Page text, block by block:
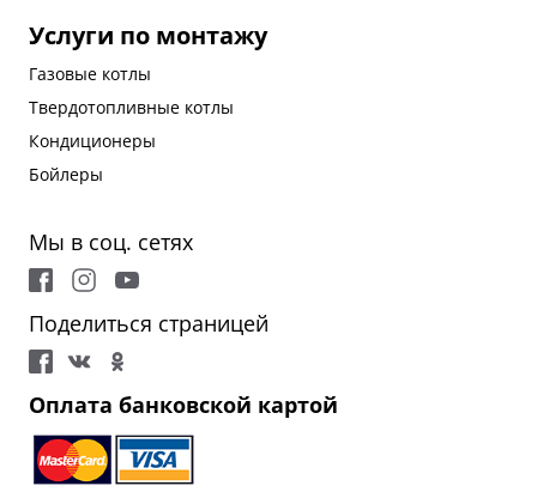
Услуги по монтажу
Газовые котлы
Твердотопливные котлы
Кондиционеры
Бойлеры
Мы в соц. сетях
Поделиться страницей
Оплата банковской картой